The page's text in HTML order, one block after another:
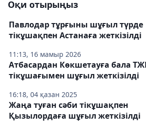
Оқи отырыңыз
11:13, 16 мамыр 2026
Павлодар тұрғыны шұғыл түрде
тікұшақпен Астанаға жеткізілді
16:18, 04 қазан 2025
Атбасардан Көкшетауға бала
тікұшағымен шұғыл жеткізілді
Жаңа туған сәби тікұшақпен
Қызылордаға шұғыл жеткізілді